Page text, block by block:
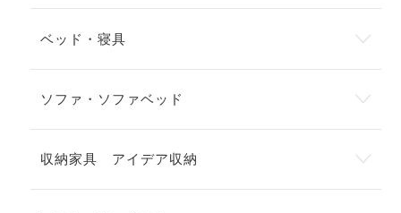
ベッド・寝具
ソファ・ソファベッド
収納家具 アイデア収納